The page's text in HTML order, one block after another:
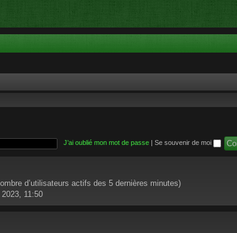
J’ai oublié mon mot de passe Se souvenir de moi
d’utilisateurs actifs des 5 dernières minutes)
2023, 11:50